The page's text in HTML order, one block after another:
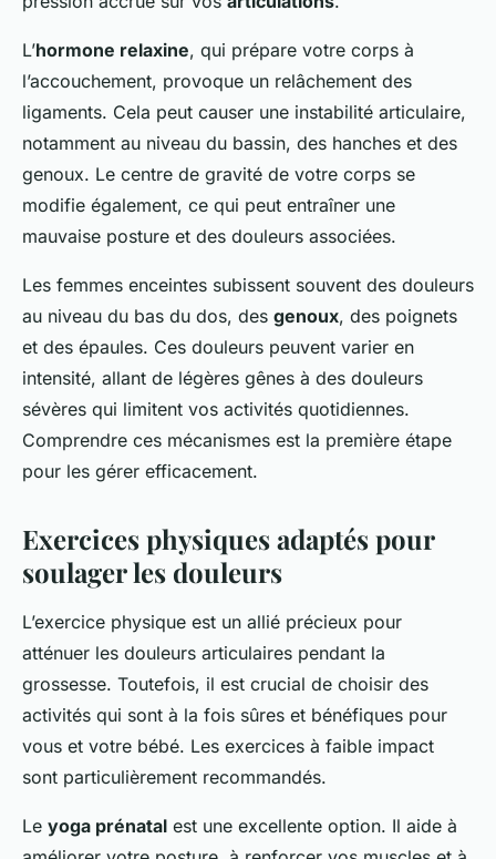
L’hormone relaxine, qui prépare votre corps à
l’accouchement, provoque un relâchement des
ligaments. Cela peut causer une instabilité articulaire,
notamment au niveau du bassin, des hanches et des
genoux. Le centre de gravité de votre corps se
modifie également, ce qui peut entraîner une
mauvaise posture et des douleurs associées.
Les femmes enceintes subissent souvent des douleurs
au niveau du bas du dos, des genoux, des poignets
et des épaules. Ces douleurs peuvent varier en
intensité, allant de légères gênes à des douleurs
sévères qui limitent vos activités quotidiennes.
Comprendre ces mécanismes est la première étape
pour les gérer efficacement.
Exercices physiques adaptés pour
soulager les douleurs
L’exercice physique est un allié précieux pour
atténuer les douleurs articulaires pendant la
grossesse. Toutefois, il est crucial de choisir des
activités qui sont à la fois sûres et bénéfiques pour
vous et votre bébé. Les exercices à faible impact
sont particulièrement recommandés.
Le yoga prénatal est une excellente option. Il aide à